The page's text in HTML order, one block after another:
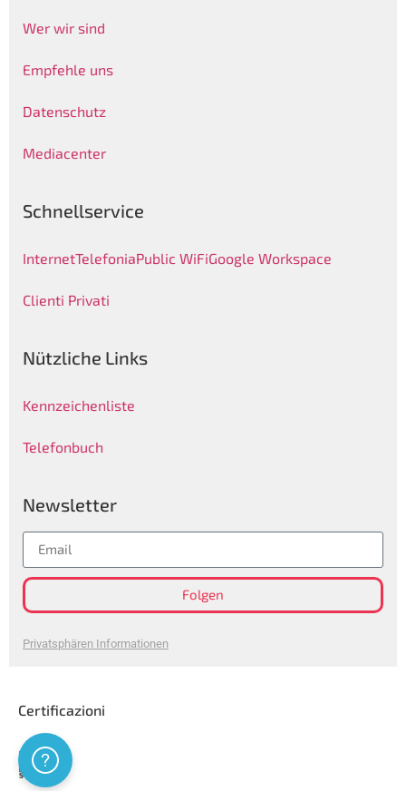
Wer wir sind
Empfehle uns
Datenschutz
Mediacenter
Schnellservice
InternetTelefoniaPublic WiFiGoogle Workspace
Clienti Privati
Nützliche Links
Kennzeichenliste
Telefonbuch
Newsletter
Folgen
Privatsphären Informationen
Certificazioni